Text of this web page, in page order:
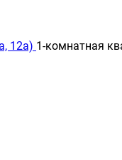
12а) 1-комнатная